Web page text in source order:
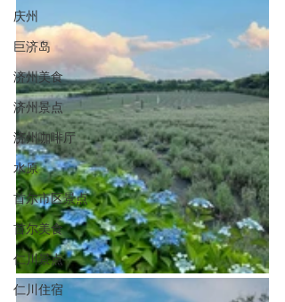
庆州
巨济岛
济州美食
济州景点
济州咖啡厅
水原
首尔市区景点
首尔美食
仁川景点
仁川住宿